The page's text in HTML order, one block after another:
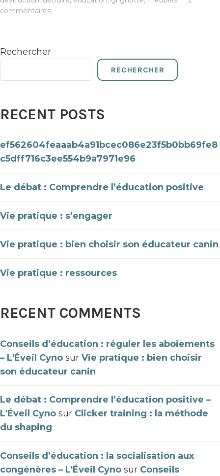
commentaires
Rechercher
RECHERCHER
RECENT POSTS
ef562604feaaab4a91bcec086e23f5b0bb69fe8
c5dff716c3ee554b9a7971e96
Le débat : Comprendre l’éducation positive
Vie pratique : s’engager
Vie pratique : bien choisir son éducateur canin
Vie pratique : ressources
RECENT COMMENTS
Conseils d’éducation : réguler les aboiements
– L'Éveil Cyno sur Vie pratique : bien choisir
son éducateur canin
Le débat : Comprendre l’éducation positive –
L'Éveil Cyno sur Clicker training : la méthode
du shaping
Conseils d’éducation : la socialisation aux
congénères – L'Éveil Cyno sur Conseils